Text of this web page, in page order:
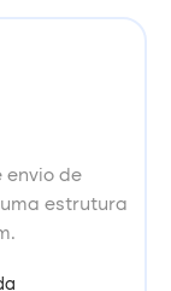
envio de
estrutura